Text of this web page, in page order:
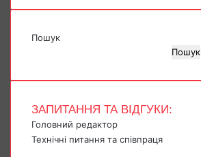
Пошук
Пошук
ЗАПИТАННЯ ТА ВІДГУКИ:
Головний редактор
Технічні питання та співпраця